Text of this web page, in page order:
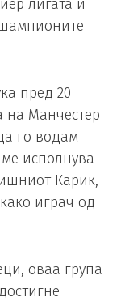
лигата и
пред 20
на Манчестер
го водам
исполнува
Карик,
играч од
оваа група